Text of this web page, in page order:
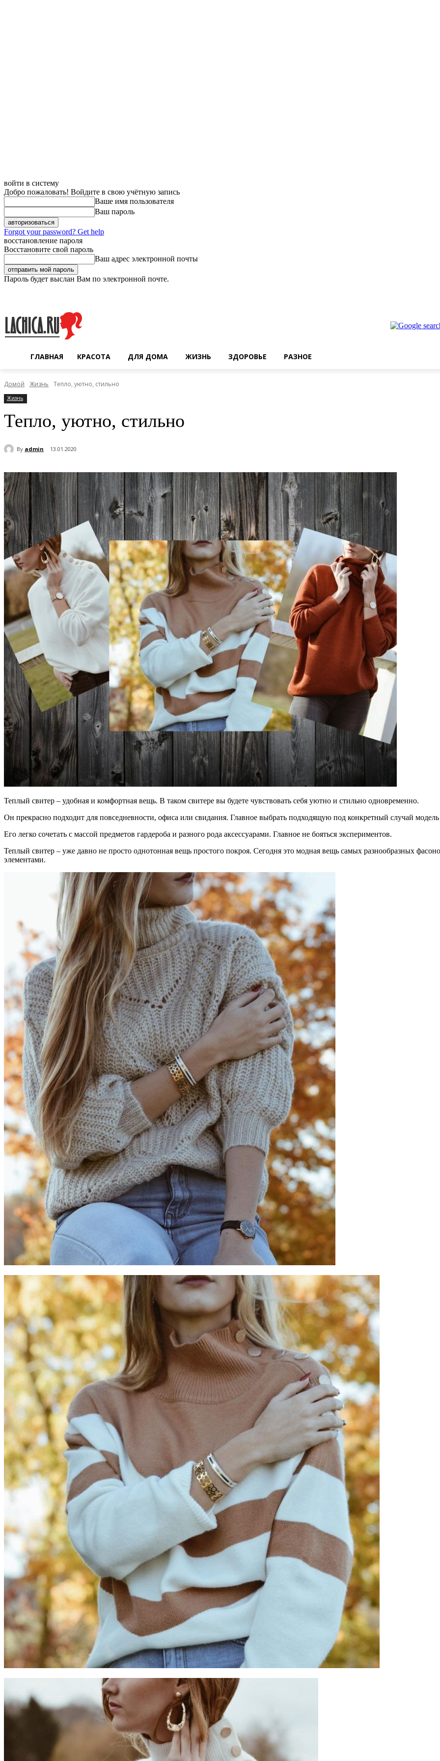
войти в систему
Добро пожаловать! Войдите в свою учётную запись
Ваше имя пользователя
Ваш пароль
Forgot your password? Get help
восстановление пароля
Восстановите свой пароль
Ваш адрес электронной почты
Пароль будет выслан Вам по электронной почте.
ГЛАВНАЯ КРАСОТА ДЛЯ ДОМА ЖИЗНЬ ЗДОРОВЬЕ РАЗНОЕ
Домой Жизнь Тепло, уютно, стильно
Жизнь
Тепло, уютно, стильно
By admin 13.01.2020
Теплый свитер – удобная и комфортная вещь. В таком свитере вы будете чувствовать себя уютно и стильно одновременно.
Он прекрасно подходит для повседневности, офиса или свидания. Главное выбрать подходящую под конкретный случай модель
Его легко сочетать с массой предметов гардероба и разного рода аксессуарами. Главное не бояться экспериментов.
Теплый свитер – уже давно не просто однотонная вещь простого покроя. Сегодня это модная вещь самых разнообразных
элементами.